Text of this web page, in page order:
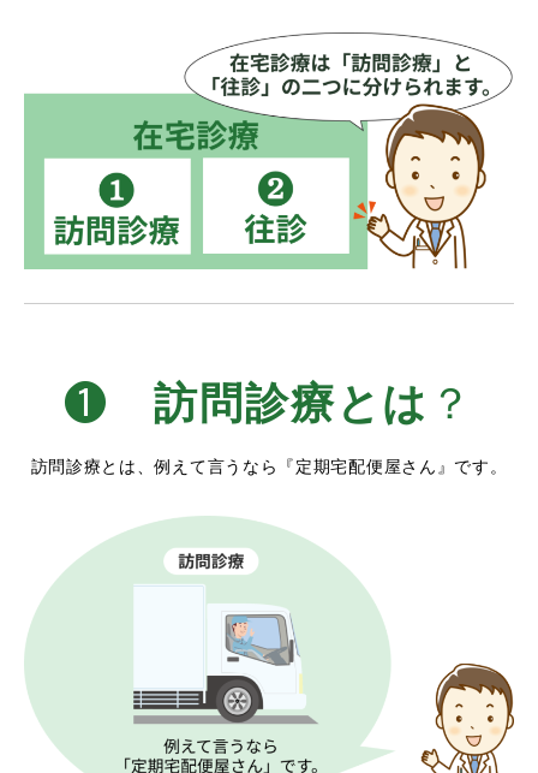
❶訪問診療とは ？
訪問診療とは、例えて言うなら『定期宅配便屋さん』です。